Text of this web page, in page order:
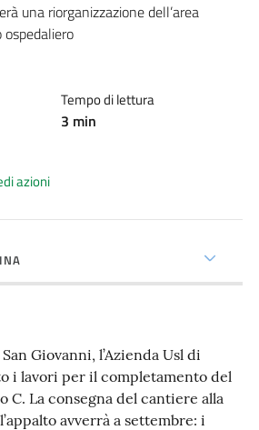
una riorganizzazione dell’area
ospedaliero
Tempo di lettura
3 min
azioni
Giovanni, l’Azienda Usl di
i lavori per il completamento del
C. La consegna del cantiere alla
avverrà a settembre: i